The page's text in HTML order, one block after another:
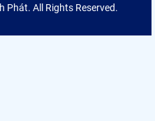
Phát. All Rights Reserved.